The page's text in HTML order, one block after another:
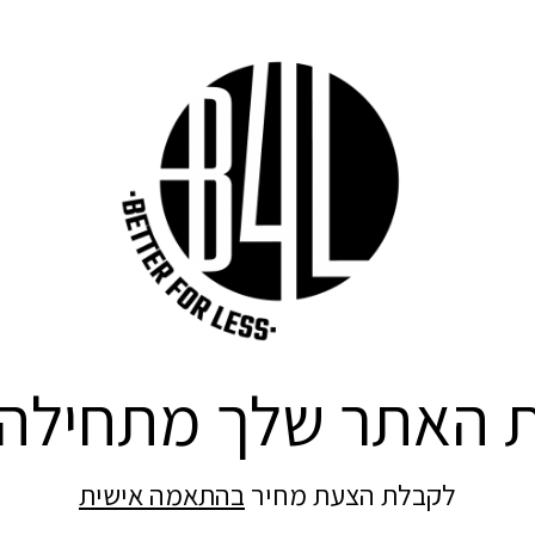
האתר שלך
לקבלת הצעת מחיר בהתאמה אישית